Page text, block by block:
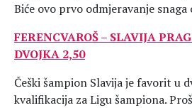
Biće ovo prvo odmjeravanje snaga
FERENCVAROŠ – SLAVIJA
DVOJKA 2,50
Češki šampion Slavija je favorit u
kvalifikacija za Ligu šampiona.